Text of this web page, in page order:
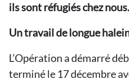
ils sont réfugiés chez nous.
Un travail de longue
L’Opération a démarré
terminé le 17 décembre